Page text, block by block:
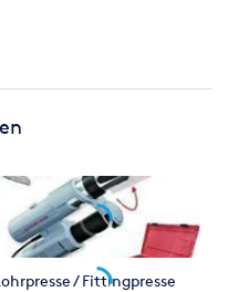
/ Fittingpresse